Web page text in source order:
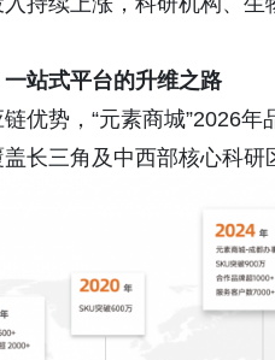
站式平台的升维之路
优势，“元素商城”2026年
长三角及中西部核心科研